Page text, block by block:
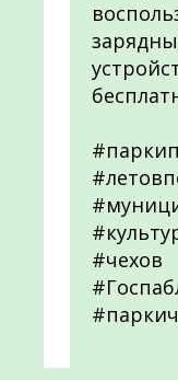
#чехов